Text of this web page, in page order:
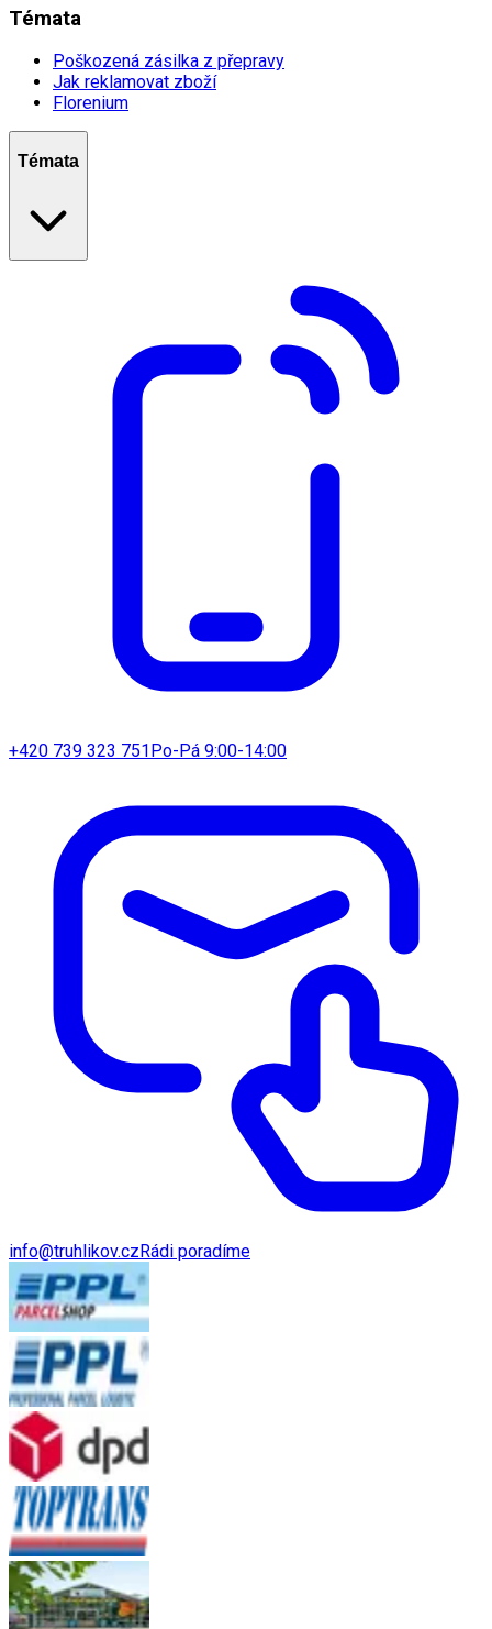
Témata
Poškozená zásilka z přepravy
Jak reklamovat zboží
Florenium
Témata
+420 739 323 751Po-Pá 9:00-14:00
info@truhlikov.czRádi poradíme